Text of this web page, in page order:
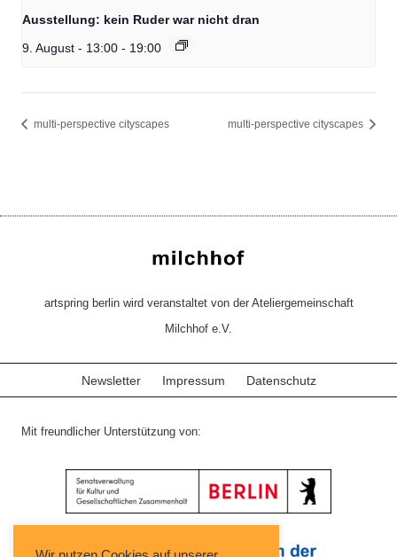
Ausstellung: kein Ruder war nicht dran
9. August - 13:00 - 19:00
multi-perspective cityscapes multi-perspective cityscapes
artspring berlin wird veranstaltet von der Ateliergemeinschaft
Milchhof e.V.
Newsletter Impressum Datenschutz
Mit freundlicher Unterstützung von: